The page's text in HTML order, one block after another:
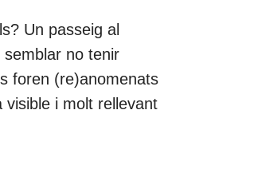
Un passeig al
semblar no tenir
foren (re)anomenats
visible i molt rellevant